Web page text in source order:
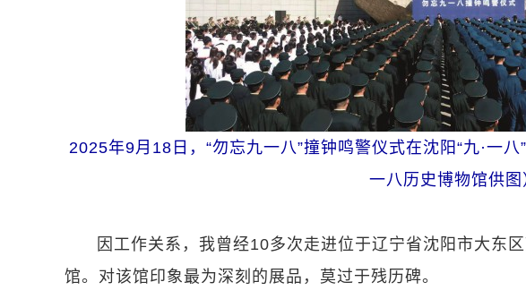
2025年9月18日，“勿忘九一八”撞钟鸣警仪式在沈阳“九·一
一八历史博物馆供图
因工作关系，我曾经10多次走进位于辽宁省沈阳市大东
馆。对该馆印象最为深刻的展品，莫过于残历碑。